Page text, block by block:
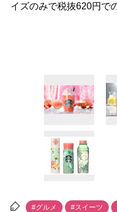
イズのみで税抜620円で
#グルメ #スイーツ